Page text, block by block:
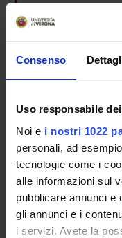
Consenso
Uso responsabile
Noi e i nostri 1022
personali, ad
tecnologie come i
alle informazioni sul
pubblicare annunci e
gli annunci e i
i servizi. Avete la
Leonardo Chelazzi
Chiara Della Libera
Ilaria Sani
Elisa Santandrea
Temporary Assistant
SECTIONS